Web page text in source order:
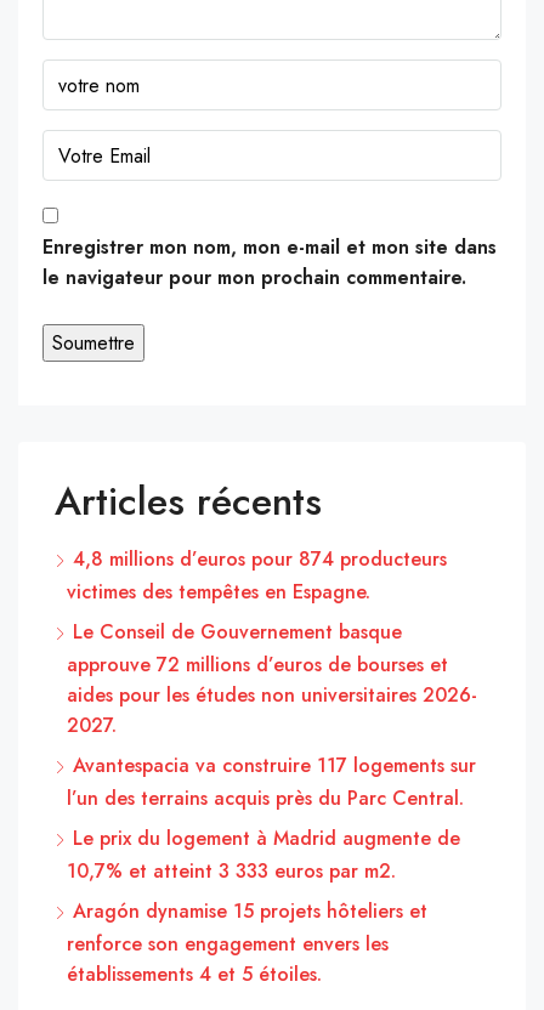
Enregistrer mon nom, mon e-mail et mon site dans
le navigateur pour mon prochain commentaire.
Articles récents
4,8 millions d’euros pour 874 producteurs
victimes des tempêtes en Espagne.
Le Conseil de Gouvernement basque
approuve 72 millions d’euros de bourses et
aides pour les études non universitaires 2026-
2027.
Avantespacia va construire 117 logements sur
l’un des terrains acquis près du Parc Central.
Le prix du logement à Madrid augmente de
10,7% et atteint 3 333 euros par m2.
Aragón dynamise 15 projets hôteliers et
renforce son engagement envers les
établissements 4 et 5 étoiles.